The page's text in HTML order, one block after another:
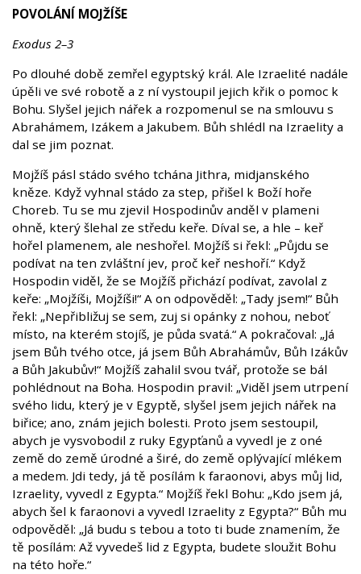
POVOLÁNÍ MOJŽÍŠE
Exodus 2–3
Po dlouhé době zemřel egyptský král. Ale Izraelité nadále
úpěli ve své robotě a z ní vystoupil jejich křik o pomoc k
Bohu. Slyšel jejich nářek a rozpomenul se na smlouvu s
Abrahámem, Izákem a Jakubem. Bůh shlédl na Izraelity a
dal se jim poznat.
Mojžíš pásl stádo svého tchána Jithra, midjanského
kněze. Když vyhnal stádo za step, přišel k Boží hoře
Choreb. Tu se mu zjevil Hospodinův anděl v plameni
ohně, který šlehal ze středu keře. Díval se, a hle – keř
hořel plamenem, ale neshořel. Mojžíš si řekl: „Půjdu se
podívat na ten zvláštní jev, proč keř neshoří.“ Když
Hospodin viděl, že se Mojžíš přichází podívat, zavolal z
keře: „Mojžíši, Mojžíši!“ A on odpověděl: „Tady jsem!“ Bůh
řekl: „Nepřibližuj se sem, zuj si opánky z nohou, neboť
místo, na kterém stojíš, je půda svatá.“ A pokračoval: „Já
jsem Bůh tvého otce, já jsem Bůh Abrahámův, Bůh Izákův
a Bůh Jakubův!“ Mojžíš zahalil svou tvář, protože se bál
pohlédnout na Boha. Hospodin pravil: „Viděl jsem utrpení
svého lidu, který je v Egyptě, slyšel jsem jejich nářek na
biřice; ano, znám jejich bolesti. Proto jsem sestoupil,
abych je vysvobodil z ruky Egypťanů a vyvedl je z oné
země do země úrodné a širé, do země oplývající mlékem
a medem. Jdi tedy, já tě posílám k faraonovi, abys můj lid,
Izraelity, vyvedl z Egypta.“ Mojžíš řekl Bohu: „Kdo jsem já,
abych šel k faraonovi a vyvedl Izraelity z Egypta?“ Bůh mu
odpověděl: „Já budu s tebou a toto ti bude znamením, že
tě posílám: Až vyvedeš lid z Egypta, budete sloužit Bohu
na této hoře.“